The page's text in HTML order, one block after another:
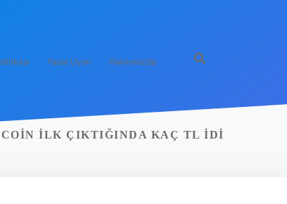
Yasal Uyarı Hakkımızda
ILK ÇIKTIĞINDA KAÇ TL IDI